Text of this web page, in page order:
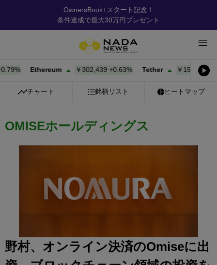
OwnersBook+スタート記念！
条件達成で最大30万円プレゼント
Ethereum ￥302,440+0.63% Tether ￥157.93+
チャート 銘柄リスト ヒートマップ
OMISEホールディングス
野村、オンライン決済のOmiseに出